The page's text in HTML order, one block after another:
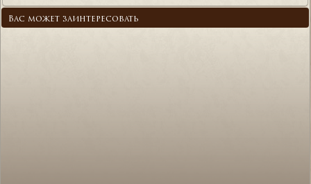
Вас может заинтересовать